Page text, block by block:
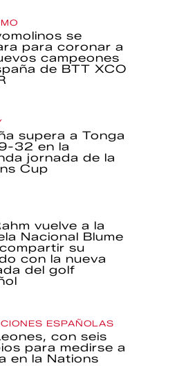
se
para coronar a
campeones
de BTT XCO
supera a Tonga
32 en la
jornada de la
Cup
vuelve a la
Nacional Blume
su
con la nueva
del golf
ESPAÑOLAS
con seis
para medirse a
en la Nations